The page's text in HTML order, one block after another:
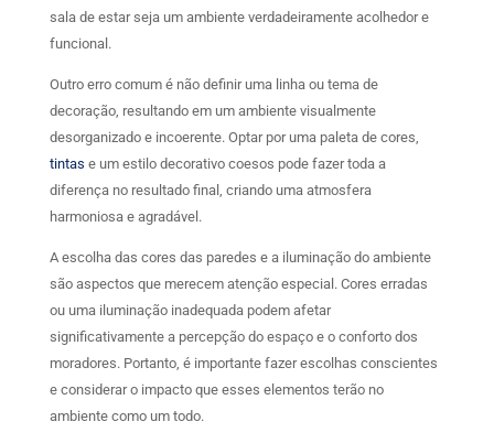
sala de estar seja um ambiente verdadeiramente acolhedor e
funcional.
Outro erro comum é não definir uma linha ou tema de
decoração, resultando em um ambiente visualmente
desorganizado e incoerente. Optar por uma paleta de cores,
tintas e um estilo decorativo coesos pode fazer toda a
diferença no resultado final, criando uma atmosfera
harmoniosa e agradável.
A escolha das cores das paredes e a iluminação do ambiente
são aspectos que merecem atenção especial. Cores erradas
ou uma iluminação inadequada podem afetar
significativamente a percepção do espaço e o conforto dos
moradores. Portanto, é importante fazer escolhas conscientes
e considerar o impacto que esses elementos terão no
ambiente como um todo.